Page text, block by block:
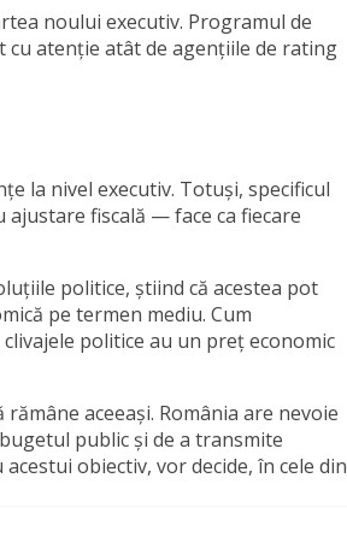
noului executiv. Programul de
cu atenție atât de agențiile de rating
la nivel executiv. Totuși, specificul
fiscală — face ca fiecare
politice, știind că acestea pot
pe termen mediu. Cum
clivajele politice au un preț economic
aceeași. România are nevoie
public și de a transmite
obiectiv, vor decide, în cele din